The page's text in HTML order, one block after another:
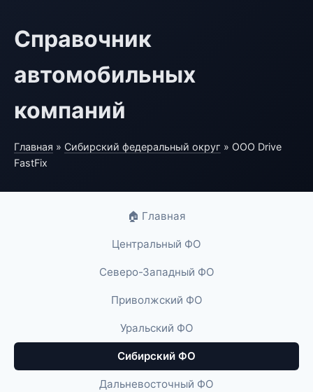
Справочник
автомобильных
компаний
Главная » Сибирский федеральный округ » ООО Drive
FastFix
🏠 Главная
Центральный ФО
Северо-Западный ФО
Приволжский ФО
Уральский ФО
Сибирский ФО
Дальневосточный ФО